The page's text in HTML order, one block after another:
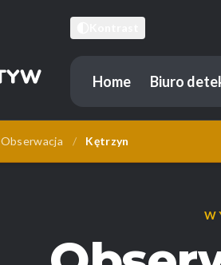
Home Biuro
Obserwacja / Kętrzyn